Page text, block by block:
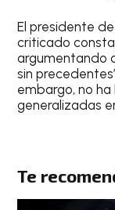
El presidente de
criticado
argumentando
sin
embargo, no
generalizadas
Te